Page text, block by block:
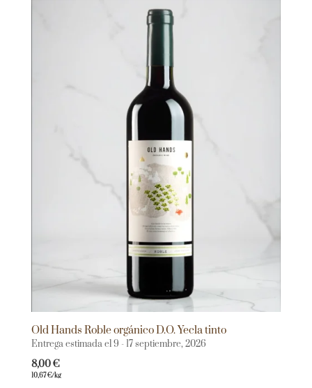
Old Hands Roble orgánico D.O. Yecla tinto
Entrega estimada el 9 - 17 septiembre, 2026
8,00€
10,67€/kg